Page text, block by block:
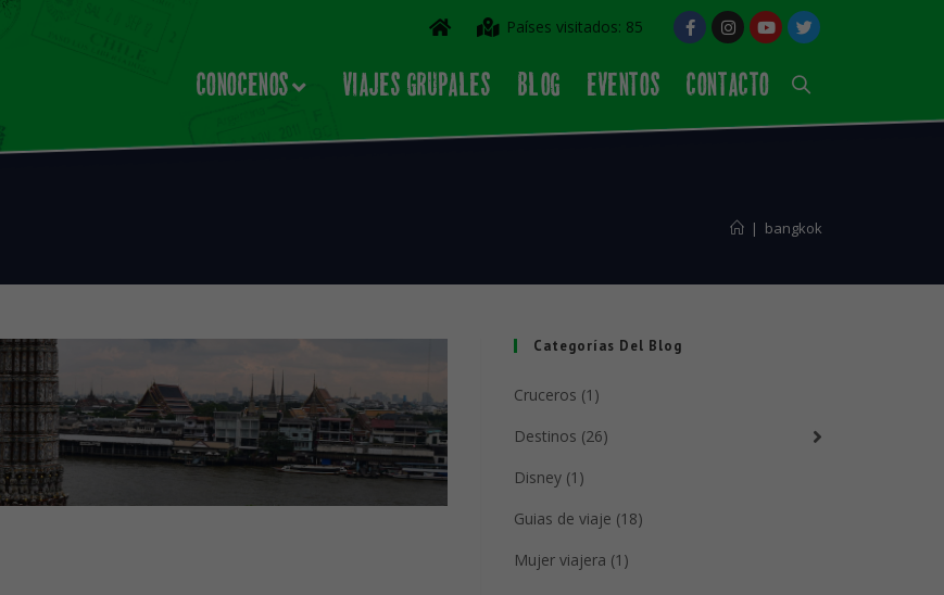
Países visitados: 85
CONOCENOS VIAJES GRUPALES BLOG EVENTOS CONTACTO
| bangkok
Categorías Del Blog
Cruceros (1)
Destinos (26)
Disney (1)
Guias de viaje (18)
Mujer viajera (1)